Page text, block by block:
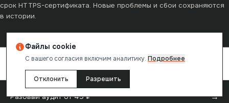
срок HTTPS-сертификата. Новые проблемы и сбои сохраняются
в истории.
Контроль сайта ·990 ₽/мес
Разовый аудит от49₽ →
Файлы cookie
С вашего согласия включим аналитику. Подробнее
Отклонить Разрешить